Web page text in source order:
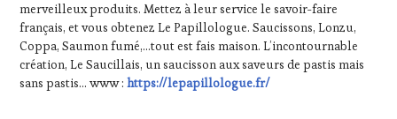
merveilleux produits. Mettez à leur service le savoir-faire
français, et vous obtenez Le Papillologue. Saucissons, Lonzu,
Coppa, Saumon fumé,…tout est fais maison. L’incontournable
création, Le Saucillais, un saucisson aux saveurs de pastis mais
sans pastis… www :https://lepapillologue.fr/